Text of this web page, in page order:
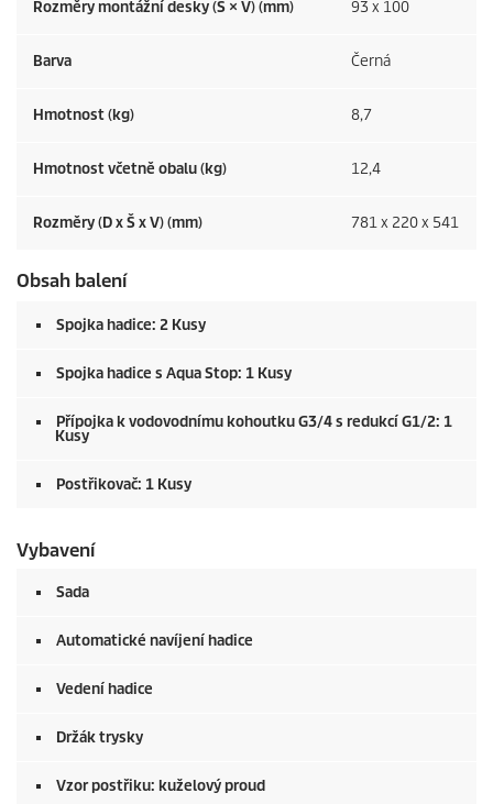
Rozměry montážní desky (Š × V) (mm) 93 x 100
Barva Černá
Hmotnost (kg) 8,7
Hmotnost včetně obalu (kg) 12,4
Rozměry (D x Š x V) (mm) 781 x 220 x 541
Obsah balení
Spojka hadice: 2 Kusy
Spojka hadice s Aqua Stop: 1 Kusy
Přípojka k vodovodnímu kohoutku G3/4 s redukcí G1/2: 1
Kusy
Postřikovač: 1 Kusy
Vybavení
Sada
Automatické navíjení hadice
Vedení hadice
Držák trysky
Vzor postřiku: kuželový proud